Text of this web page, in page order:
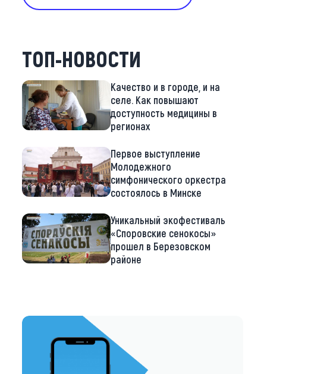
ТОП-НОВОСТИ
Качество и в городе, и на
селе. Как повышают
доступность медицины в
регионах
Первое выступление
Молодежного
симфонического оркестра
состоялось в Минске
Уникальный экофестиваль
«Споровские сенокосы»
прошел в Березовском
районе
https://t.me/minskctvby